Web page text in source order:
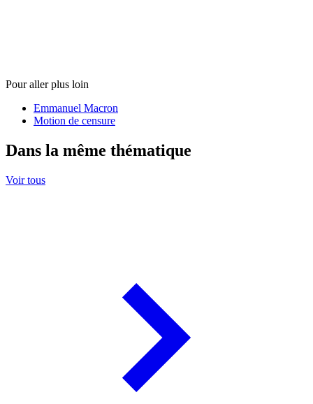
Pour aller plus loin
Emmanuel Macron
Motion de censure
Dans la même thématique
Voir tous